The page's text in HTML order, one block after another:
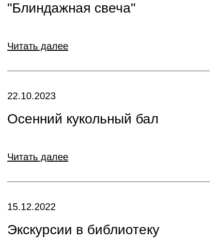
"Блиндажная свеча"
Читать далее
22.10.2023
Осенний кукольный бал
Читать далее
15.12.2022
Экскурсии в библиотеку